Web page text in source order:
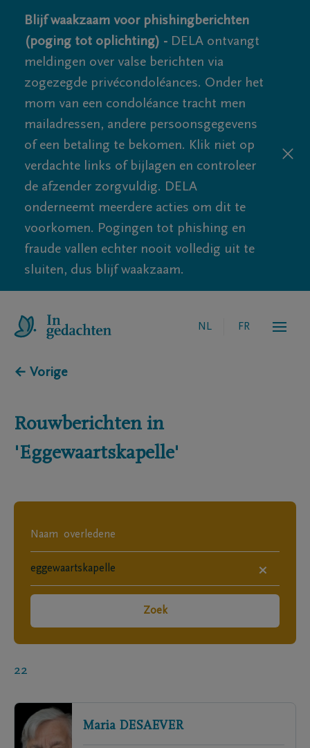
Blijf waakzaam voor phishingberichten
(poging tot oplichting) - DELA ontvangt
meldingen over valse berichten via
zogezegde privécondoléances. Onder het
mom van een condoléance tracht men
mailadressen, andere persoonsgegevens
of een betaling te bekomen. Klik niet op
verdachte links of bijlagen en controleer
de afzender zorgvuldig. DELA
onderneemt meerdere acties om dit te
voorkomen. Pogingen tot phishing en
fraude vallen echter nooit volledig uit te
sluiten, dus blijf waakzaam.
NL FR
← Vorige
Rouwberichten in
'Eggewaartskapelle'
×
Zoek
22
Maria DESAEVER